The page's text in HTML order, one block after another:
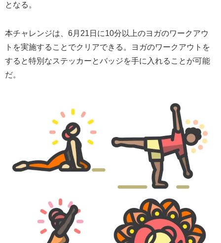
となる。
本チャレンジは、6月21日に10分以上のヨガのワークアウ
トを実施することでクリアできる。ヨガのワークアウトを
すると特別なステッカーとバッジを手に入れることが可能
だ。